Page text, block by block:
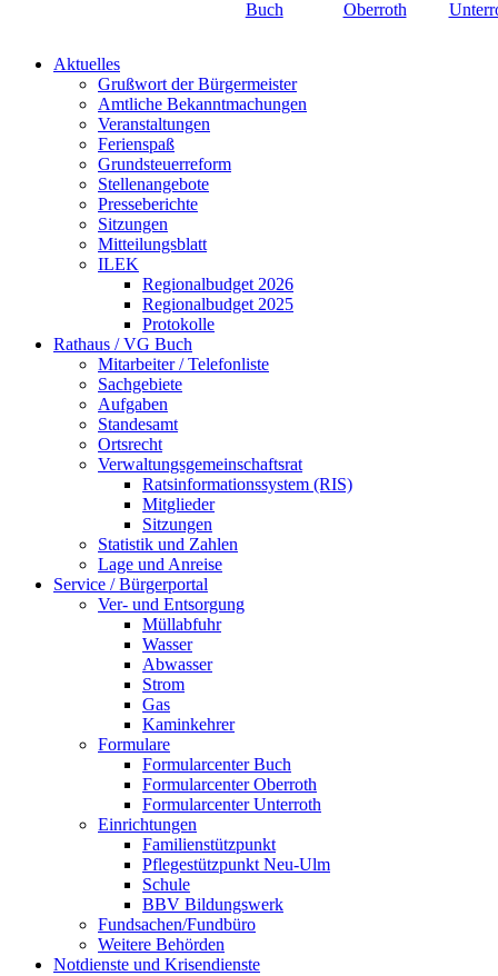
Aktuelles
Grußwort der Bürgermeister
Amtliche Bekanntmachungen
Veranstaltungen
Ferienspaß
Grundsteuerreform
Stellenangebote
Presseberichte
Sitzungen
Mitteilungsblatt
ILEK
Regionalbudget 2026
Regionalbudget 2025
Protokolle
Rathaus / VG Buch
Mitarbeiter / Telefonliste
Sachgebiete
Aufgaben
Standesamt
Ortsrecht
Verwaltungsgemeinschaftsrat
Ratsinformationssystem (RIS)
Mitglieder
Sitzungen
Statistik und Zahlen
Lage und Anreise
Service / Bürgerportal
Ver- und Entsorgung
Müllabfuhr
Wasser
Abwasser
Strom
Gas
Kaminkehrer
Formulare
Formularcenter Buch
Formularcenter Oberroth
Formularcenter Unterroth
Einrichtungen
Familienstützpunkt
Pflegestützpunkt Neu-Ulm
Schule
BBV Bildungswerk
Fundsachen/Fundbüro
Weitere Behörden
Notdienste und Krisendienste